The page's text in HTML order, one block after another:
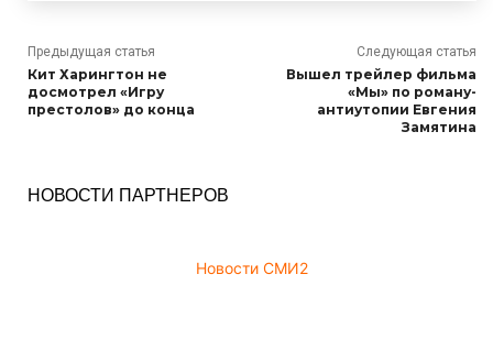
Предыдущая статья
Кит Харингтон не
досмотрел «Игру
престолов» до конца
Следующая статья
Вышел трейлер фильма
«Мы» по роману-
антиутопии Евгения
Замятина
НОВОСТИ ПАРТНЕРОВ
Новости СМИ2